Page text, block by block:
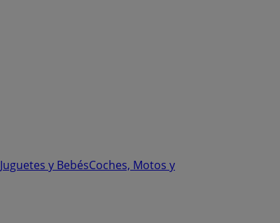
Juguetes y BebésCoches, Motos y